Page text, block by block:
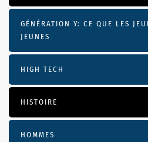
GÉNÉRATION Y: CE QUE LES
JEUNES
HIGH TECH
HISTOIRE
HOMMES